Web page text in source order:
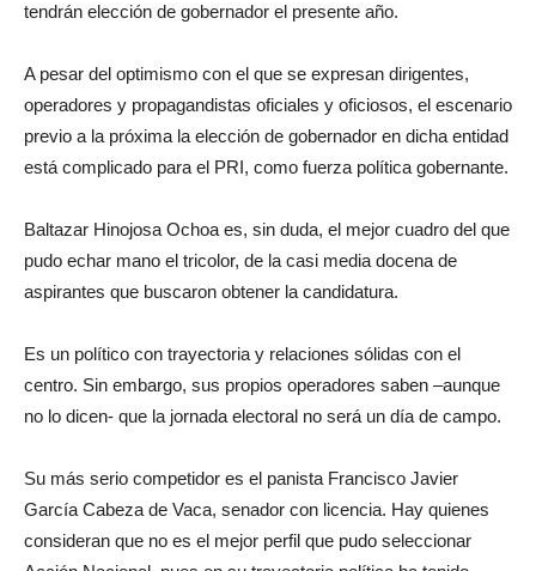
tendrán elección de gobernador el presente año.
A pesar del optimismo con el que se expresan dirigentes,
operadores y propagandistas oficiales y oficiosos, el escenario
previo a la próxima la elección de gobernador en dicha entidad
está complicado para el PRI, como fuerza política gobernante.
Baltazar Hinojosa Ochoa es, sin duda, el mejor cuadro del que
pudo echar mano el tricolor, de la casi media docena de
aspirantes que buscaron obtener la candidatura.
Es un político con trayectoria y relaciones sólidas con el
centro. Sin embargo, sus propios operadores saben –aunque
no lo dicen- que la jornada electoral no será un día de campo.
Su más serio competidor es el panista Francisco Javier
García Cabeza de Vaca, senador con licencia. Hay quienes
consideran que no es el mejor perfil que pudo seleccionar